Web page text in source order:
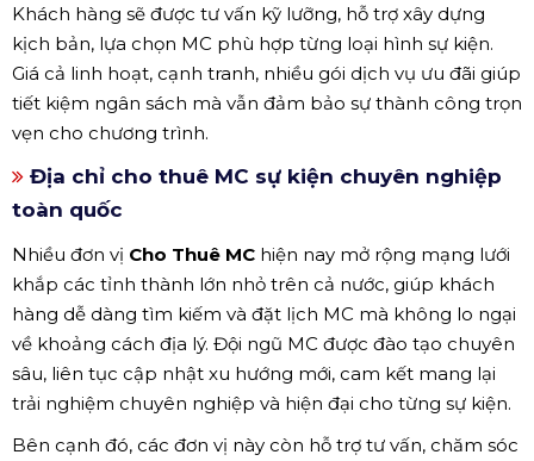
Khách hàng sẽ được tư vấn kỹ lưỡng, hỗ trợ xây dựng
kịch bản, lựa chọn MC phù hợp từng loại hình sự kiện.
Giá cả linh hoạt, cạnh tranh, nhiều gói dịch vụ ưu đãi giúp
tiết kiệm ngân sách mà vẫn đảm bảo sự thành công trọn
vẹn cho chương trình.
Địa chỉ cho thuê MC sự kiện chuyên nghiệp
toàn quốc
Nhiều đơn vị Cho Thuê MC hiện nay mở rộng mạng lưới
khắp các tỉnh thành lớn nhỏ trên cả nước, giúp khách
hàng dễ dàng tìm kiếm và đặt lịch MC mà không lo ngại
về khoảng cách địa lý. Đội ngũ MC được đào tạo chuyên
sâu, liên tục cập nhật xu hướng mới, cam kết mang lại
trải nghiệm chuyên nghiệp và hiện đại cho từng sự kiện.
Bên cạnh đó, các đơn vị này còn hỗ trợ tư vấn, chăm sóc